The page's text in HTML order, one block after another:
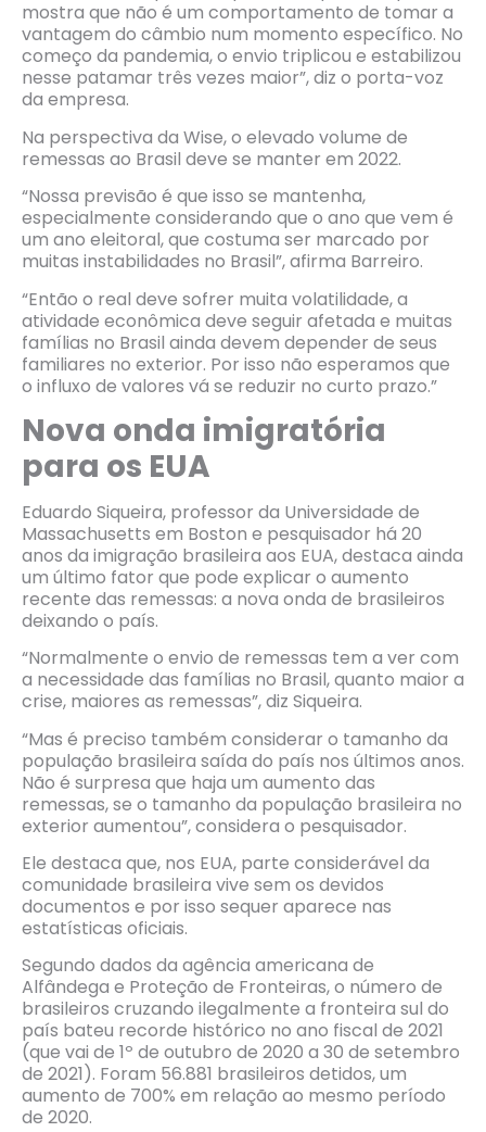
mostra que não é um comportamento de tomar a
vantagem do câmbio num momento específico. No
começo da pandemia, o envio triplicou e estabilizou
nesse patamar três vezes maior”, diz o porta-voz
da empresa.
Na perspectiva da Wise, o elevado volume de
remessas ao Brasil deve se manter em 2022.
“Nossa previsão é que isso se mantenha,
especialmente considerando que o ano que vem é
um ano eleitoral, que costuma ser marcado por
muitas instabilidades no Brasil”, afirma Barreiro.
“Então o real deve sofrer muita volatilidade, a
atividade econômica deve seguir afetada e muitas
famílias no Brasil ainda devem depender de seus
familiares no exterior. Por isso não esperamos que
o influxo de valores vá se reduzir no curto prazo.”
Nova onda imigratória
para os EUA
Eduardo Siqueira, professor da Universidade de
Massachusetts em Boston e pesquisador há 20
anos da imigração brasileira aos EUA, destaca ainda
um último fator que pode explicar o aumento
recente das remessas: a nova onda de brasileiros
deixando o país.
“Normalmente o envio de remessas tem a ver com
a necessidade das famílias no Brasil, quanto maior a
crise, maiores as remessas”, diz Siqueira.
“Mas é preciso também considerar o tamanho da
população brasileira saída do país nos últimos anos.
Não é surpresa que haja um aumento das
remessas, se o tamanho da população brasileira no
exterior aumentou”, considera o pesquisador.
Ele destaca que, nos EUA, parte considerável da
comunidade brasileira vive sem os devidos
documentos e por isso sequer aparece nas
estatísticas oficiais.
Segundo dados da agência americana de
Alfândega e Proteção de Fronteiras, o número de
brasileiros cruzando ilegalmente a fronteira sul do
país bateu recorde histórico no ano fiscal de 2021
(que vai de 1º de outubro de 2020 a 30 de setembro
de 2021). Foram 56.881 brasileiros detidos, um
aumento de 700% em relação ao mesmo período
de 2020.